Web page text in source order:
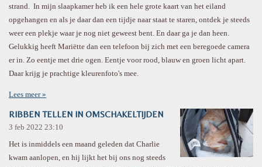
strand. In mijn slaapkamer heb ik een hele grote kaart van het eiland
opgehangen en als je daar dan een tijdje naar staat te staren, ontdek je steeds
weer een plekje waar je nog niet geweest bent. En daar ga je dan heen.
Gelukkig heeft Mariëtte dan een telefoon bij zich met een beregoede camera
er in. Zo eentje met drie ogen. Eentje voor rood, blauw en groen licht apart.
Daar krijg je prachtige kleurenfoto's mee.
Lees meer »
RIBBEN TELLEN IN OMSCHAKELTIJDEN
3 feb 2022 23:10
Het is inmiddels een maand geleden dat Charlie
kwam aanlopen, en hij lijkt het bij ons nog steeds